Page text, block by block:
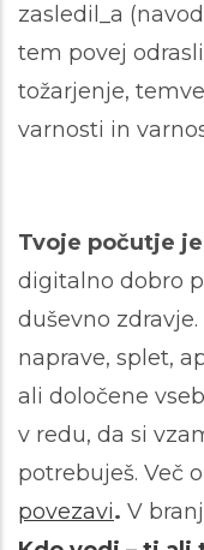
zasledil_a
tem povej
tožarjenje,
varnosti in
Tvoje počutje
digitalno dobro
duševno
naprave, splet,
ali določene
v redu, da si
potrebuješ. Več
povezavi. V